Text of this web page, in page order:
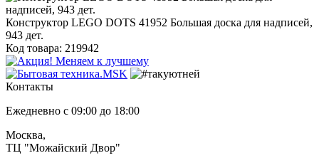
Конструктор LEGO DOTS 41952 Большая доска для надписей,
943 дет.
Код товара: 219942
Контакты
Ежедневно с 09:00 до 18:00
Москва,
ТЦ "Можайский Двор"